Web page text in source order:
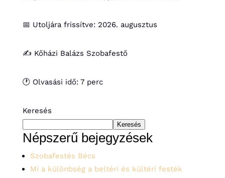
📅 Utoljára frissítve: 2026. augusztus
✍️ Kőházi Balázs Szobafestő
🕐 Olvasási idő: 7 perc
Keresés
Keresés
Népszerű bejegyzések
Szobafestés Bécs
Mi a különbség a beltéri és kültéri festék